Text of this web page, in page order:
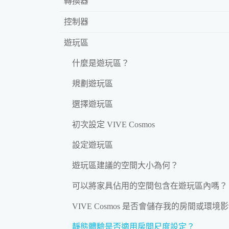
控制器
遊玩區
什麼是遊玩區？
規劃遊玩區
選擇遊玩區
初次設定 VIVE Cosmos
設定遊玩區
遊玩區建議的空間大小為何？
可以將家具佔用的空間包含在遊玩區內嗎？
VIVE Cosmos 是否會儲存我的房間或環境影
靜態體驗是否適用房間尺度設定？